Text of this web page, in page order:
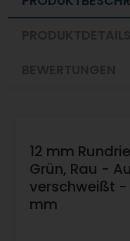
12 mm
Grün, Rau -
verschweißt -
mm